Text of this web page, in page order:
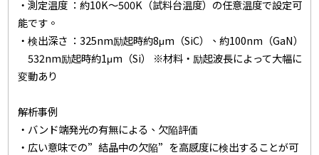
・測定温度 ：約10K～500K（試料台温度）の任意温度で設定可
能です。
・検出深さ ：325nm励起時約8μm（SiC）、約100nm（GaN）
532nm励起時約1μm（Si） ※材料・励起波長によって大幅に
変動あり
解析事例
・バンド端発光の有無による、欠陥評価
・広い意味での”結晶中の欠陥”を高感度に検出することが可